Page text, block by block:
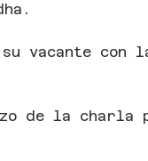
vacante con
de la charla